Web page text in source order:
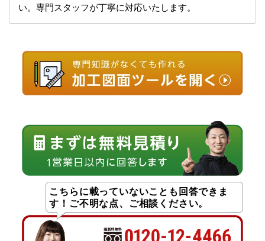
い。専門スタッフが丁寧に対応いたします。
こちらに載っていないことも回答できま
す！ご不明な点、ご相談ください。